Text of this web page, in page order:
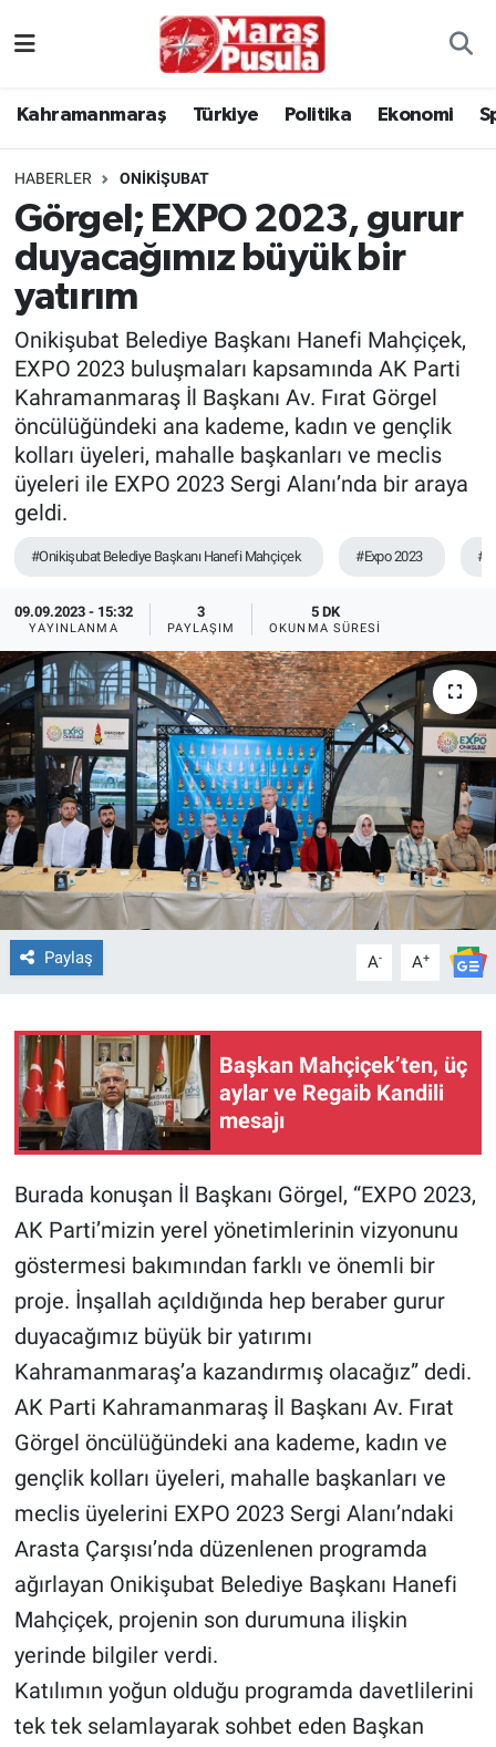
Kahramanmaraş Türkiye Politika Ekonomi
HABERLER ONIKIŞUBAT
Görgel; EXPO 2023, gurur
duyacağımız büyük bir
yatırım
Onikişubat Belediye Başkanı Hanefi Mahçiçek,
EXPO 2023 buluşmaları kapsamında AK Parti
Kahramanmaraş İl Başkanı Av. Fırat Görgel
öncülüğündeki ana kademe, kadın ve gençlik
kolları üyeleri, mahalle başkanları ve meclis
üyeleri ile EXPO 2023 Sergi Alanı’nda bir araya
geldi.
#Onikişubat Belediye Başkanı Hanefi Mahçiçek #Expo 2023
09.09.2023 - 15:32
YAYINLANMA
3
PAYLAŞIM
5 DK
OKUNMA SÜRESI
Paylaş A- A+
Başkan Mahçiçek’ten, üç
aylar ve Regaib Kandili
mesajı
Burada konuşan İl Başkanı Görgel, “EXPO 2023,
AK Parti’mizin yerel yönetimlerinin vizyonunu
göstermesi bakımından farklı ve önemli bir
proje. İnşallah açıldığında hep beraber gurur
duyacağımız büyük bir yatırımı
Kahramanmaraş’a kazandırmış olacağız” dedi.
AK Parti Kahramanmaraş İl Başkanı Av. Fırat
Görgel öncülüğündeki ana kademe, kadın ve
gençlik kolları üyeleri, mahalle başkanları ve
meclis üyelerini EXPO 2023 Sergi Alanı’ndaki
Arasta Çarşısı’nda düzenlenen programda
ağırlayan Onikişubat Belediye Başkanı Hanefi
Mahçiçek, projenin son durumuna ilişkin
yerinde bilgiler verdi.
Katılımın yoğun olduğu programda davetlilerini
tek tek selamlayarak sohbet eden Başkan
Politika
Ekonomi
Spor
Kültür Sanat
Sağlık
İlçeler
MAGAZİN
Bilim, Teknoloji
ASAYİŞ
ÇEVRE
HABERDE İNSAN
BİLİM VE TEKNOLOJİ
Güvenlik
Bölge
İstanbul Trafik Yoğunluk Haritası
Süper Lig Puan Durumu ve Fikstür
Tüm Manşetler
Son Dakika Haberleri
Haber Arşivi